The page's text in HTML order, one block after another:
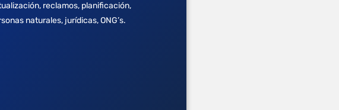
reclamos, planificación,
naturales, jurídicas, ONG’s.